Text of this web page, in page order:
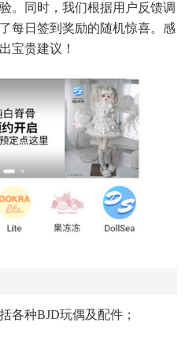
。同时，我们根据用户反馈调
每日签到奖励的随机惊喜。感
宝贵建议！
各种BJD玩偶及配件；